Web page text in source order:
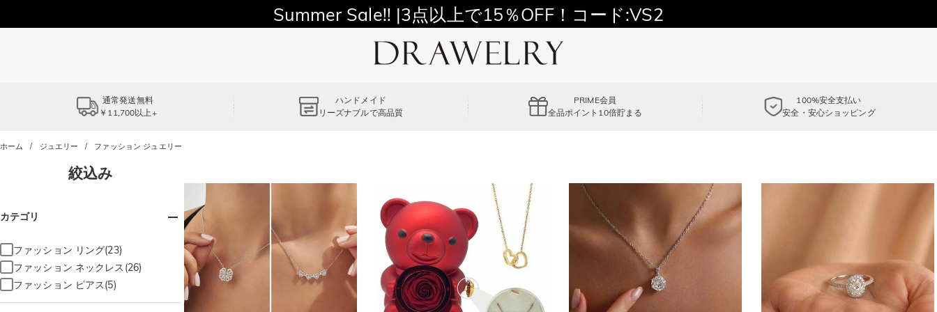
Summer Sale!! |3点以上で15％OFF！コード:VS2
通常発送無料
￥11,700以上+
ハンドメイド
リーズナブルで高品質
PRIME会員
全品ポイント10倍貯まる
100%安全支払い
安全・安心ショッピング
ホーム ジュエリー ファッション ジュエリー
絞込み
カテゴリ
ファッション リング(23)
ファッション ネックレス(26)
ファッション ピアス(5)